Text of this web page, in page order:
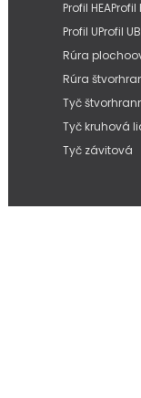
Profil HEAProfil
Profil UProfil UB
Rúra
Rúra
Tyč
Tyč kruhová
Tyč závitová